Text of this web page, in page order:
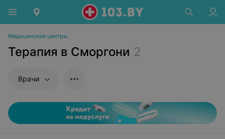
Медицинские центры
Терапия в Сморгони 2
Врачи